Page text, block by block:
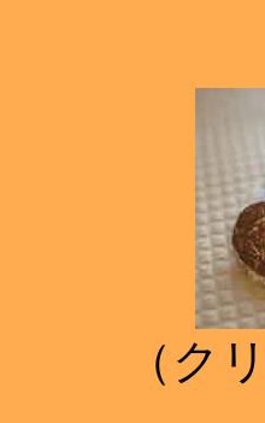
（ク